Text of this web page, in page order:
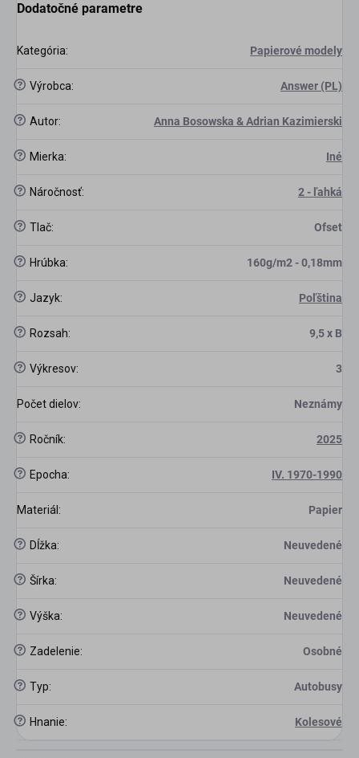
Dodatočné parametre
Kategória: Papierové modely
? Výrobca: Answer (PL)
? Autor: Anna Bosowska & Adrian Kazimierski
? Mierka: Iné
? Náročnosť: 2 - ľahká
? Tlač: Ofset
? Hrúbka: 160g/m2 - 0,18mm
? Jazyk: Poľština
? Rozsah: 9,5 x B
? Výkresov: 3
Počet dielov: Neznámy
? Ročník: 2025
? Epocha: IV. 1970-1990
Materiál : Papier
? Dĺžka: Neuvedené
? Šírka: Neuvedené
? Výška: Neuvedené
? Zadelenie: Osobné
? Typ: Autobusy
? Hnanie: Kolesové